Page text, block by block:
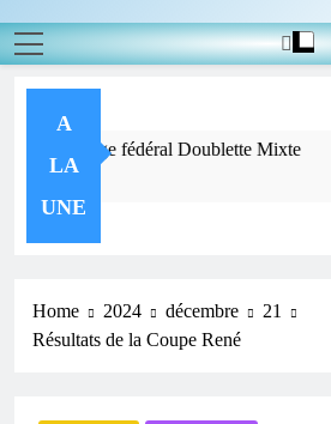
A
LA
UNE
challenge fédéral Doublette Mixte
Home 2024 décembre
21
Résultats de la Coupe René